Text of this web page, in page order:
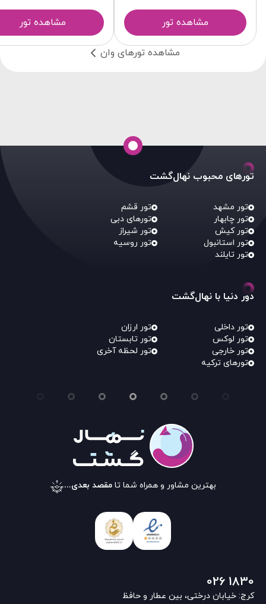
مشاهده تور مشاهده تور
مشاهده تورهای وان
تورهای محبوب نهال‌گشت
تور مشهد
تور قشم
تور چابهار
تورهای دبی
تور کیش
تور شیراز
تور استانبول
تور روسیه
تور تایلند
دور دنیا با نهال‌گشت
تور داخلی
تور ارزان
تور لوکس
تور تابستان
تور خارجی
تور لحظه آخری
تورهای ترکیه
بهترین مشاور و همراه شما تا مقصد بعدی...
026 1830
کرج: خیابان درختی، بین عطار و حافظ